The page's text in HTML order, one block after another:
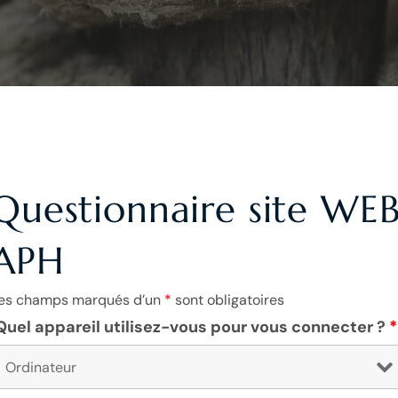
site
champs marqués d’un * sont obligatoires
appareil utilisez-vous pour vous connecter ? *